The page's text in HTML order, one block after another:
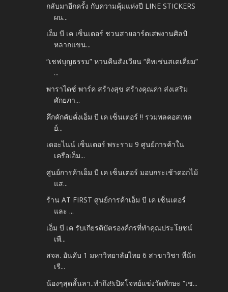
กลับมาอีกครั้ง กับความคุ้มแห่งปี LINE STICKERS
ผน...
เอ็ม บี เค เซ็นเตอร์ ชวนสายอาร์ตเสพงานศิลป์
หลากแขน...
“เชฟบุญธรรม” หวนคืนสังเวียน “คิทเช่นสเตเดี่ยม”
...
พาราไดซ์ พาร์ค สร้างสุข สร้างคุณค่า ส่งเสริม
ศักยภา...
คึกคักคับคั่งเอ็ม บี เค เซ็นเตอร์ !! รวมพลคอสเพล
ย์...
เดอะไนน์ เซ็นเตอร์ พระราม 9 ศูนย์การค้าใน
เครือเอ็ม...
ศูนย์การค้าเอ็ม บี เค เซ็นเตอร์ มอบกระเช้าดอกไม้
แส...
ร้าน AT FIRST ศูนย์การค้าเอ็ม บี เค เซ็นเตอร์
และ ...
เอ็ม บี เค รับเกียรติบัตรองค์กรที่ทำคุณประโยชน์
เพื...
สจล. อันดับ 1 มหาวิทยาลัยไทย 6 สาขาวิชา ที่นัก
เรี...
น้องๆสุดลั้นลา..ทำถึง!!เปิดโจทย์แข่งวัดทักษะ “เช...